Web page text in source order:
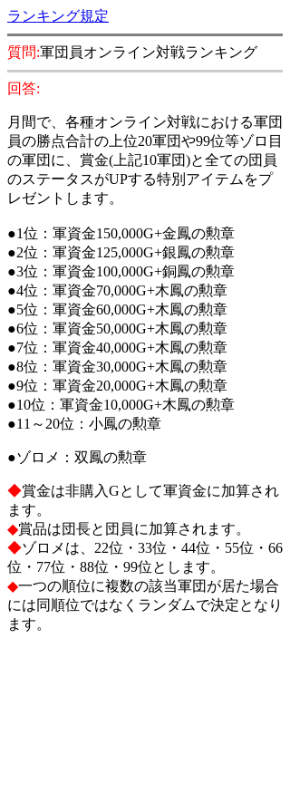
ランキング規定
質問:軍団員オンライン対戦ランキング
回答:
月間で、各種オンライン対戦における軍団
員の勝点合計の上位20軍団や99位等ゾロ目
の軍団に、賞金(上記10軍団)と全ての団員
のステータスがUPする特別アイテムをプ
レゼントします。
●1位：軍資金150,000G+金鳳の勲章
●2位：軍資金125,000G+銀鳳の勲章
●3位：軍資金100,000G+銅鳳の勲章
●4位：軍資金70,000G+木鳳の勲章
●5位：軍資金60,000G+木鳳の勲章
●6位：軍資金50,000G+木鳳の勲章
●7位：軍資金40,000G+木鳳の勲章
●8位：軍資金30,000G+木鳳の勲章
●9位：軍資金20,000G+木鳳の勲章
●10位：軍資金10,000G+木鳳の勲章
●11～20位：小鳳の勲章
●ゾロメ：双鳳の勲章
◆賞金は非購入Gとして軍資金に加算され
ます。
◆賞品は団長と団員に加算されます。
◆ゾロメは、22位・33位・44位・55位・66
位・77位・88位・99位とします。
◆一つの順位に複数の該当軍団が居た場合
には同順位ではなくランダムで決定となり
ます。